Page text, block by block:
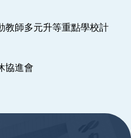
教師多元升等重點學校計
協進會